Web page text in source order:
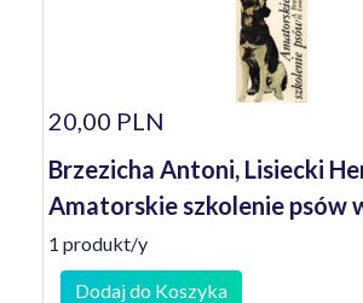
20,00 PLN
Brzezicha Antoni, Lisiecki
Amatorskie szkolenie psów
1 produkt/y
Dodaj do Koszyka